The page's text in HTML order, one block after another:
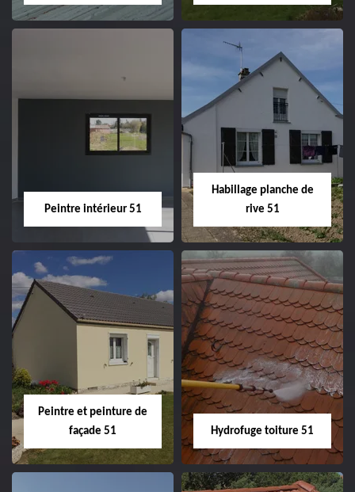
51
Nettoyage et
ravalement de
façade 51
Peintre intérieur 51
Peintre intérieur
Habillage planche de
rive 51
Habillage planche
de rive 51
Peintre et peinture de
façade 51
Hydrofuge toiture 51